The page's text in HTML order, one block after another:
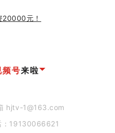
20000元！
频号来啦
hjtv-1@163.com
19130066621